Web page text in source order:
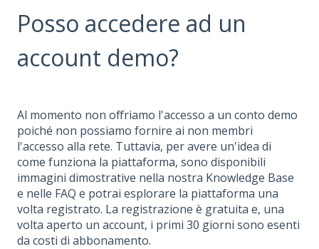
Posso accedere ad un
account demo?
Al momento non offriamo l'accesso a un conto demo
poiché non possiamo fornire ai non membri
l'accesso alla rete. Tuttavia, per avere un'idea di
come funziona la piattaforma, sono disponibili
immagini dimostrative nella nostra Knowledge Base
e nelle FAQ e potrai esplorare la piattaforma una
volta registrato. La registrazione è gratuita e, una
volta aperto un account, i primi 30 giorni sono esenti
da costi di abbonamento.